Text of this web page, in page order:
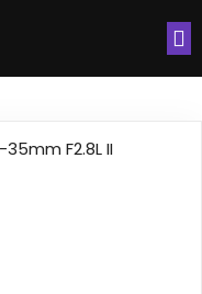
35mm F2.8L II